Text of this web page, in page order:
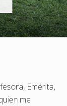
Emérita,
me